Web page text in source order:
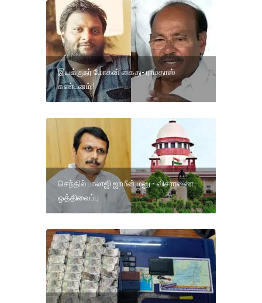
இயக்குநர் மோகன் கைது- ராமதாஸ்
கண்டனம்.!
செந்தில் பாலாஜி ஜாமீன் மனு - விசாரணை
ஒத்திவைப்பு